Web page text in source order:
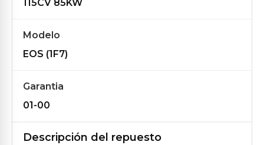
115CV 85KW
Modelo
EOS (1F7)
Garantia
01-00
Descripción del repuesto